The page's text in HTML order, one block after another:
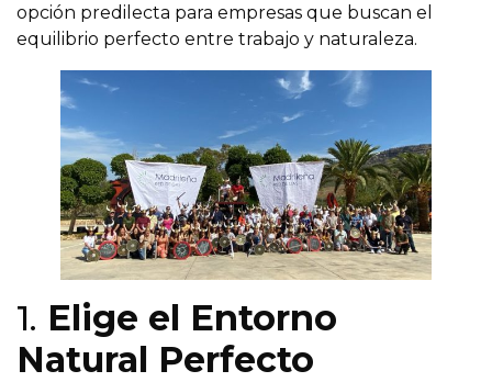
opción predilecta para empresas que buscan el
equilibrio perfecto entre trabajo y naturaleza.
1. Elige el Entorno
Natural Perfecto